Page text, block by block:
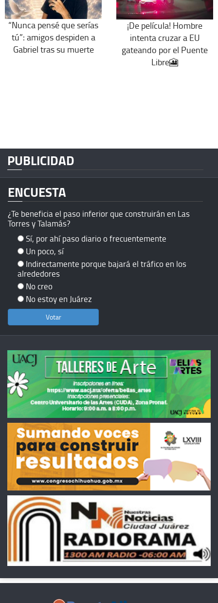
“Nunca pensé que serías
tú”: amigos despiden a
Gabriel tras su muerte
¡De película! Hombre
intenta cruzar a EU
gateando por el Puente
Libre🎦
PUBLICIDAD
ENCUESTA
¿Te beneficia el paso inferior que construirán en Las
Torres y Talamás?
Sí, por ahí paso diario o frecuentemente
Un poco, sí
Indirectamente porque bajará el tráfico en los
alrededores
No creo
No estoy en Juárez